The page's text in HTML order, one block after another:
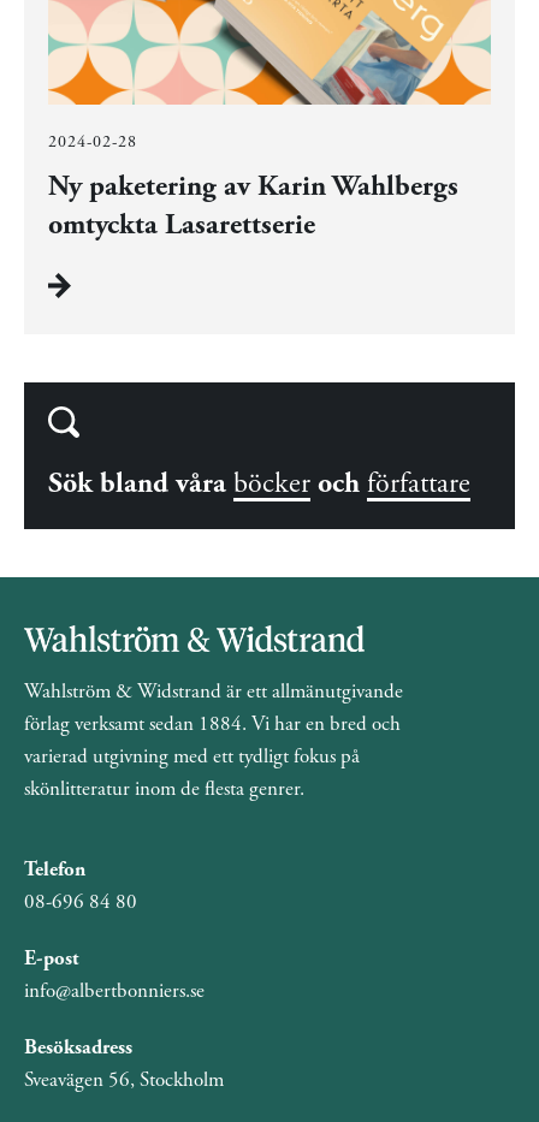
2024-02-28
Ny paketering av Karin Wahlbergs
omtyckta Lasarettserie
Sök bland våra böcker och författare
Wahlström & Widstrand är ett allmänutgivande
förlag verksamt sedan 1884. Vi har en bred och
varierad utgivning med ett tydligt fokus på
skönlitteratur inom de flesta genrer.
Telefon
08-696 84 80
E-post
info@albertbonniers.se
Besöksadress
Sveavägen 56, Stockholm